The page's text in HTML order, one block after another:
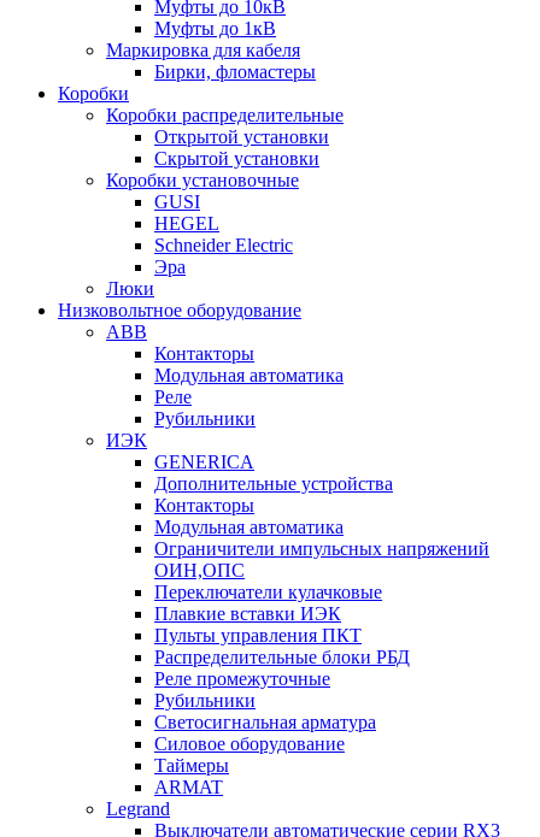
Муфты до 10кВ
Муфты до 1кВ
Маркировка для кабеля
Бирки, фломастеры
Коробки
Коробки распределительные
Открытой установки
Скрытой установки
Коробки установочные
GUSI
HEGEL
Schneider Electric
Эра
Люки
Низковольтное оборудование
ABB
Контакторы
Модульная автоматика
Реле
Рубильники
ИЭК
GENERICA
Дополнительные устройства
Контакторы
Модульная автоматика
Ограничители импульсных напряжений
ОИН,ОПС
Переключатели кулачковые
Плавкие вставки ИЭК
Пульты управления ПКТ
Распределительные блоки РБД
Реле промежуточные
Рубильники
Светосигнальная арматура
Силовое оборудование
Таймеры
ARMAT
Legrand
Выключатели автоматические серии RX3